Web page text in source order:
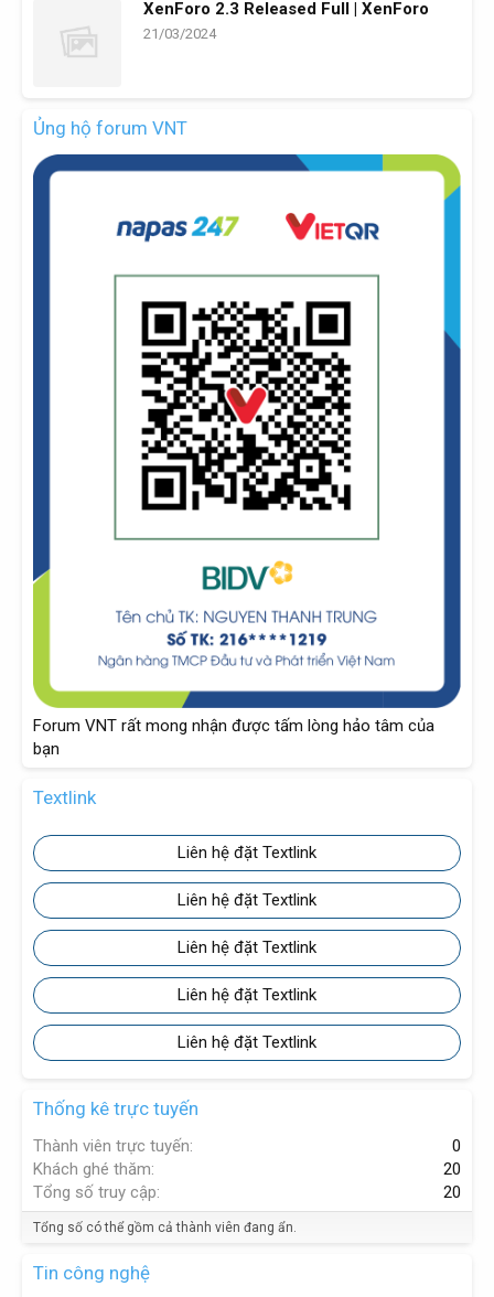
XenForo 2.3 Released Full | XenForo
21/03/2024
Ủng hộ forum VNT
Forum VNT rất mong nhận được tấm lòng hảo tâm của
bạn
Textlink
Liên hệ đặt Textlink
Liên hệ đặt Textlink
Liên hệ đặt Textlink
Liên hệ đặt Textlink
Liên hệ đặt Textlink
Thống kê trực tuyến
Thành viên trực tuyến
0
Khách ghé thăm
20
Tổng số truy cập
20
Tổng số có thể gồm cả thành viên đang ẩn.
Tin công nghệ